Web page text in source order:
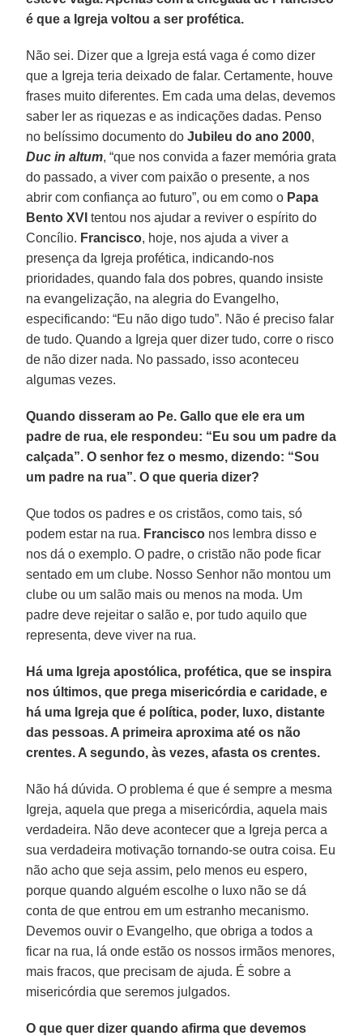
é que a Igreja voltou a ser profética.
Não sei. Dizer que a Igreja está vaga é como dizer
que a Igreja teria deixado de falar. Certamente, houve
frases muito diferentes. Em cada uma delas, devemos
saber ler as riquezas e as indicações dadas. Penso
no belíssimo documento doJubileu do ano 2000,
Duc in altum, “que nos convida a fazer memória grata
do passado, a viver com paixão o presente, a nos
abrir com confiança ao futuro”, ou em como o Papa
Bento XVI tentou nos ajudar a reviver o espírito do
Concílio. Francisco, hoje, nos ajuda a viver a
presença da Igreja profética, indicando-nos
prioridades, quando fala dos pobres, quando insiste
na evangelização, na alegria do Evangelho,
especificando: “Eu não digo tudo”. Não é preciso falar
de tudo. Quando a Igreja quer dizer tudo, corre o risco
de não dizer nada. No passado, isso aconteceu
algumas vezes.
Quando disseram ao Pe. Gallo que ele era um
padre de rua, ele respondeu: “Eu sou um padre da
calçada”. O senhor fez o mesmo, dizendo: “Sou
um padre na rua”. O que queria dizer?
Que todos os padres e os cristãos, como tais, só
podem estar na rua. Francisco nos lembra disso e
nos dá o exemplo. O padre, o cristão não pode ficar
sentado em um clube. Nosso Senhor não montou um
clube ou um salão mais ou menos na moda. Um
padre deve rejeitar o salão e, por tudo aquilo que
representa, deve viver na rua.
Há uma Igreja apostólica, profética, que se inspira
nos últimos, que prega misericórdia e caridade, e
há uma Igreja que é política, poder, luxo, distante
das pessoas. A primeira aproxima até os não
crentes. A segundo, às vezes, afasta os crentes.
Não há dúvida. O problema é que é sempre a mesma
Igreja, aquela que prega a misericórdia, aquela mais
verdadeira. Não deve acontecer que a Igreja perca a
sua verdadeira motivação tornando-se outra coisa. Eu
não acho que seja assim, pelo menos eu espero,
porque quando alguém escolhe o luxo não se dá
conta de que entrou em um estranho mecanismo.
Devemos ouvir o Evangelho, que obriga a todos a
ficar na rua, lá onde estão os nossos irmãos menores,
mais fracos, que precisam de ajuda. É sobre a
misericórdia que seremos julgados.
O que quer dizer quando afirma que devemos